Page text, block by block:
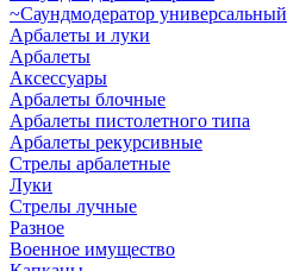
~Саундмодератор универсальный
Арбалеты и луки
Арбалеты
Аксессуары
Арбалеты блочные
Арбалеты пистолетного типа
Арбалеты рекурсивные
Стрелы арбалетные
Луки
Стрелы лучные
Разное
Военное имущество